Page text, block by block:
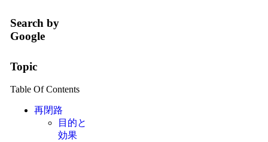
Search by
Google
Topic
Table Of Contents
再閉路
目的と
効果